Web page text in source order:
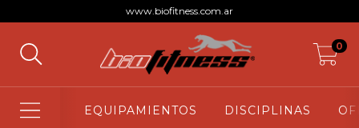
www.biofitness.com.ar
0
EQUIPAMIENTOS DISCIPLINAS